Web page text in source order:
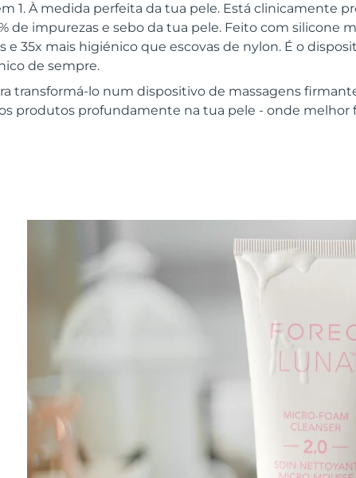
1. À medida perfeita da tua pele. Está clinicamente
de impurezas e sebo da tua pele. Feito com silicone
e 35x mais higiénico que escovas de nylon. É o
de sempre.
transformá-lo num dispositivo de massagens
produtos profundamente na tua pele - onde melhor